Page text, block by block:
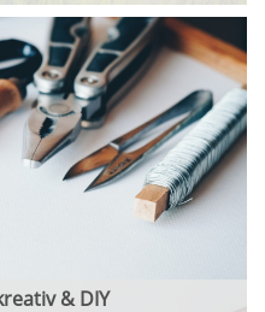
& DIY